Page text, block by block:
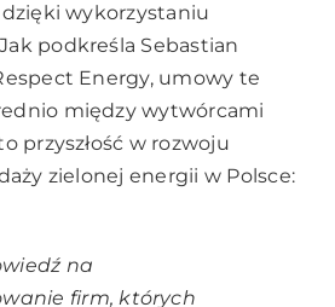
wykorzystaniu
podkreśla Sebastian
Energy, umowy te
między wytwórcami
przyszłość w rozwoju
zielonej energii w Polsce:
na
firm, których